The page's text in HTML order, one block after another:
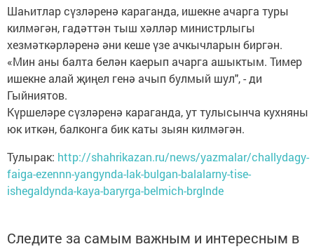
Шаһитлар сүзләренә караганда, ишекне ачарга туры
килмәгән, гадәттән тыш хәлләр министрлыгы
хезмәткәрләренә әни кеше үзе ачкычларын биргән.
«Мин аны балта белән каерып ачарга ашыктым. Тимер
ишекне алай җиңел генә ачып булмый шул", - ди
Гыйниятов.
Күршеләре сүзләренә караганда, ут тулысынча кухняны
юк иткән, балконга бик каты зыян килмәгән.
Тулырак: http://shahrikazan.ru/news/yazmalar/challydagy-
faiga-ezennn-yangynda-lak-bulgan-balalarny-tise-
ishegaldynda-kaya-baryrga-belmich-brglnde
Следите за самым важным и интересным в